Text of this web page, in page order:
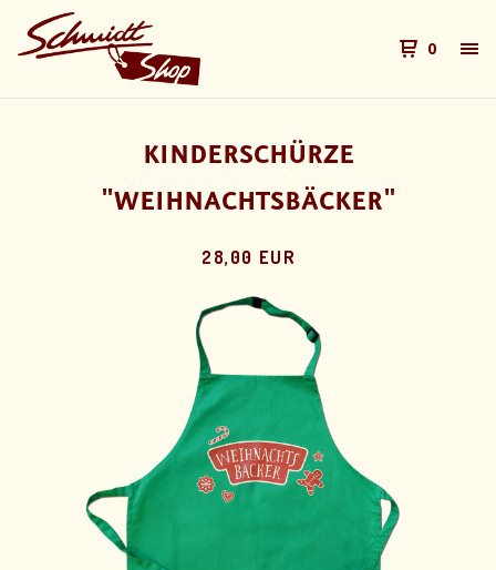
0
KINDERSCHÜRZE
"WEIHNACHTSBÄCKER"
28,00 EUR